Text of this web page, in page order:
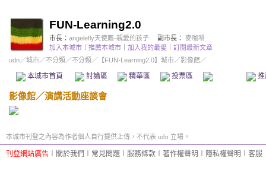
FUN-Learning2.0
市長： angelefly天使鷹-親愛的孩子 副市長：
麥咖啡
加入本城市
推薦本城市 加入我的最愛
訂閱最新文章
udn／城市／不分類 ／不分類 ／ 【FUN-Learning2.0】城市／影像館／
本城市首頁 討論區 精華區 投票區 影像館
影像館／演講活動座談會
本城市刊登之內容為作者個人自行提供上傳，不代表 udn 立場。
刊登網站廣告 關於我們 常見問題 服務條款 著作權聲明 隱私權聲明 客服